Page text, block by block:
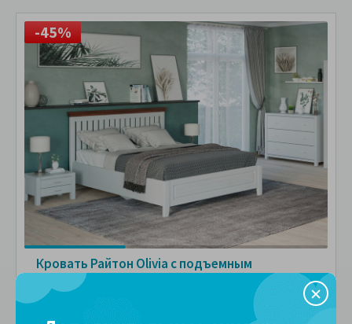
-45%
Кровать Райтон Olivia с подъемным
механизмом
Артикул: 105820